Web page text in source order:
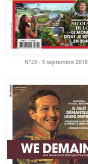
N°23 - 5 septembre 2018